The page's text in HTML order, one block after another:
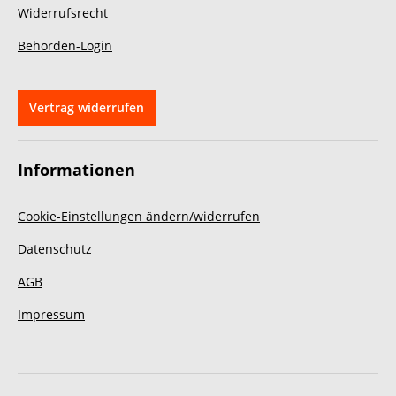
Widerrufsrecht
Behörden-Login
Vertrag widerrufen
Informationen
Cookie-Einstellungen ändern/widerrufen
Datenschutz
AGB
Impressum